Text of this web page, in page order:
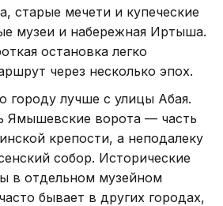
старые мечети и купеческие
музеи и набережная Иртыша.
остановка легко
через несколько эпох.
городу лучше с улицы Абая.
Ямышевские ворота — часть
крепости, а неподалеку
собор. Исторические
в отдельном музейном
бывает в других городах,